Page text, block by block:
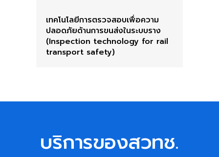
เทคโนโลยีการตรวจสอบเพื่อความ
ปลอดภัยด้านการขนส่งในระบบราง
(Inspection technology for rail
transport safety)
บริการของสวทช.